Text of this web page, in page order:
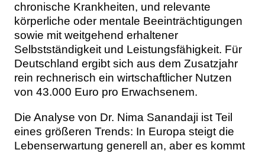
chronische Krankheiten, und relevante
körperliche oder mentale Beeinträchtigungen
sowie mit weitgehend erhaltener
Selbstständigkeit und Leistungsfähigkeit. Für
Deutschland ergibt sich aus dem Zusatzjahr
rein rechnerisch ein wirtschaftlicher Nutzen
von 43.000 Euro pro Erwachsenem.
Die Analyse von Dr. Nima Sanandaji ist Teil
eines größeren Trends: In Europa steigt die
Lebenserwartung generell an, aber es kommt